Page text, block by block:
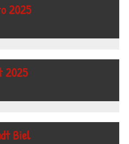
2025
2025
Biel